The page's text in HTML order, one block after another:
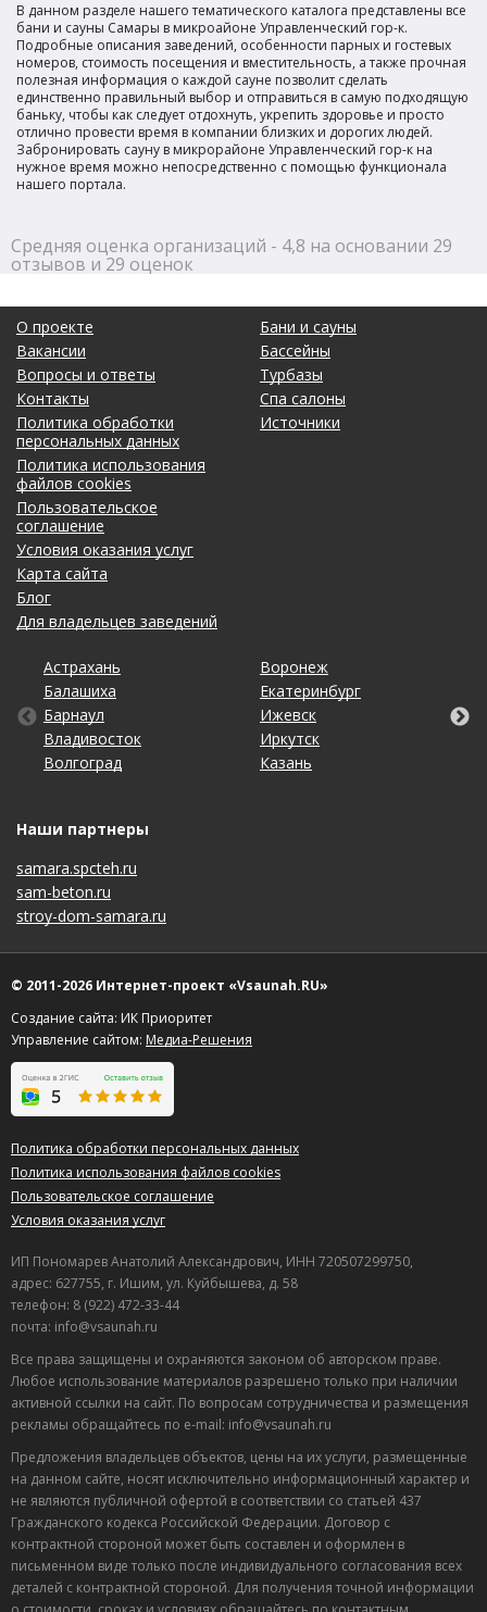
В данном разделе нашего тематического каталога представлены все
бани и сауны Самары в микроайоне Управленческий гор-к.
Подробные описания заведений, особенности парных и гостевых
номеров, стоимость посещения и вместительность, а также прочная
полезная информация о каждой сауне позволит сделать
единственно правильный выбор и отправиться в самую подходящую
баньку, чтобы как следует отдохнуть, укрепить здоровье и просто
отлично провести время в компании близких и дорогих людей.
Забронировать сауну в микрорайоне Управленческий гор-к на
нужное время можно непосредственно с помощью функционала
нашего портала.
Средняя оценка организаций - 4,8 на основании 29
отзывов и 29 оценок
О проекте
Вакансии
Вопросы и ответы
Контакты
Политика обработки
персональных данных
Политика использования
файлов cookies
Пользовательское
соглашение
Условия оказания услуг
Карта сайта
Блог
Для владельцев заведений
Бани и сауны
Бассейны
Турбазы
Спа салоны
Источники
Астрахань
Балашиха
Барнаул
Владивосток
Волгоград
Воронеж
Екатеринбург
Ижевск
Иркутск
Казань
Калининград
Кемерово
Киров
Краснодар
Красноярск
Липецк
Махачкала
Москва
Набережные Челны
Нижний Новгород
Новосибирск
Омск
Оренбург
Пенза
Пермь
Ростов-на-Дону
Рязань
Санкт-Петербург
Саратов
Ставрополь
Тольятти
Томск
Тула
Тюмень
Ульяновск
Уфа
Хабаровск
Чебоксары
Челябинск
Ярославль
Наши партнеры
samara.spcteh.ru
sam-beton.ru
stroy-dom-samara.ru
© 2011-2026 Интернет-проект «Vsaunah.RU»
Создание сайта: ИК Приоритет
Управление сайтом: Медиа-Решения
Политика обработки персональных данных
Политика использования файлов cookies
Пользовательское соглашение
Условия оказания услуг
ИП Пономарев Анатолий Александрович, ИНН 720507299750,
адрес: 627755, г. Ишим, ул. Куйбышева, д. 58
телефон: 8 (922) 472-33-44
почта: info@vsaunah.ru
Все права защищены и охраняются законом об авторском праве.
Любое использование материалов разрешено только при наличии
активной ссылки на сайт. По вопросам сотрудничества и размещения
рекламы обращайтесь по e-mail: info@vsaunah.ru
Предложения владельцев объектов, цены на их услуги, размещенные
на данном сайте, носят исключительно информационный характер и
не являются публичной офертой в соответствии со статьей 437
Гражданского кодекса Российской Федерации. Договор с
контрактной стороной может быть составлен и оформлен в
письменном виде только после индивидуального согласования всех
деталей с контрактной стороной. Для получения точной информации
Лучшие
спецпредложения
саун